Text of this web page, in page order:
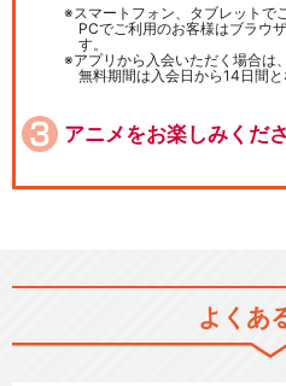
スマートフォン、タブレットで
PCでご利用のお客様はブラウ
す。
アプリから入会いただく場合は
無料期間は入会日から14日間と
アニメをお楽しみくだ
よくあ